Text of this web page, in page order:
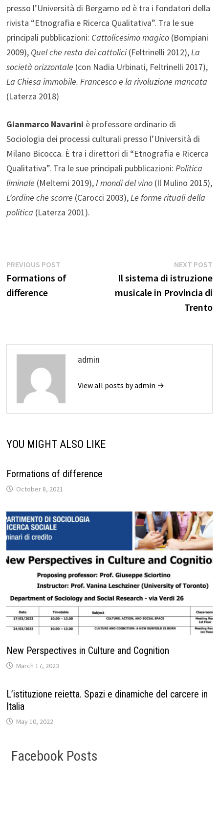
presso l’Università di Bergamo ed è tra i fondatori della
rivista “Etnografia e Ricerca Qualitativa”. Tra le sue
principali pubblicazioni: Cattolicesimo magico(Bompiani
2009), Quel che resta dei cattolici(Feltrinelli 2012),La
società orizzontale (con Nadia Urbinati, Feltrinelli 2017),
La Chiesa immobile. Francesco e la rivoluzione mancata
(Laterza 2018)
Gianmarco Navarini è professore ordinario di
Sociologia dei processi culturali presso l’Università di
Milano Bicocca. È tra i direttori di “Etnografia e Ricerca
Qualitativa”. Tra le sue principali pubblicazioni: Politica
liminale (Meltemi 2019),I mondi del vino(Il Mulino 2015),
L’ordine che scorre (Carocci 2003),Le forme rituali della
politica (Laterza 2001).
Post
navigation
PREVIOUS POSTPrevious
post:
Formations of
difference
NEXT POST
Il sistema di istruzione
musicale in Provincia di
Trento
admin
View all posts by admin →
YOU MIGHT ALSO LIKE
Formations of difference
October 8, 2021
New Perspectives in Culture and Cognition
March 17, 2023
L’istituzione reietta. Spazi e dinamiche del carcere in
Italia
May 10, 2022
Facebook Posts